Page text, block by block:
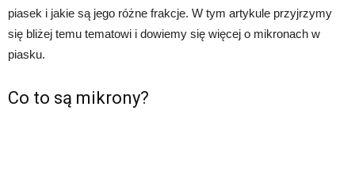
piasek i jakie są jego różne frakcje. W tym artykule przyjrzymy
się bliżej temu tematowi i dowiemy się więcej o mikronach w
piasku.
Co to są mikrony?